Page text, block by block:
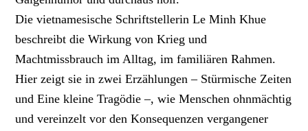
Die vietnamesische Schriftstellerin Le Minh Khue
beschreibt die Wirkung von Krieg und
Machtmissbrauch im Alltag, im familiären Rahmen.
Hier zeigt sie in zwei Erzählungen – Stürmische Zeiten
und Eine kleine Tragödie –, wie Menschen ohnmächtig
und vereinzelt vor den Konsequenzen vergangener